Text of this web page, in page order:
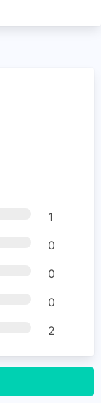
1
0
0
0
2